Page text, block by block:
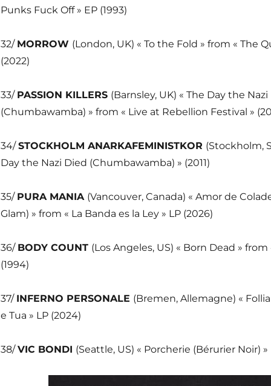
Punks Fuck Off » EP (1993)
32/ MORROW (London, UK) « To the Fold » from « The
(2022)
33/ PASSION KILLERS (Barnsley, UK) « The Day the
(Chumbawamba) » from « Live at Rebellion Festival »
34/STOCKHOLM ANARKAFEMINISTKOR (Stockholm,
Day the Nazi Died (Chumbawamba) » (2011)
35/ PURA MANIA (Vancouver, Canada) « Amor de
Glam) » from « La Banda es la Ley » LP (2026)
36/ BODY COUNT (Los Angeles, US) « Born Dead » from
(1994)
37/ INFERNO PERSONALE (Bremen, Allemagne) «
e Tua » LP (2024)
38/VIC BONDI (Seattle, US) « Porcherie (Bérurier Noir) »